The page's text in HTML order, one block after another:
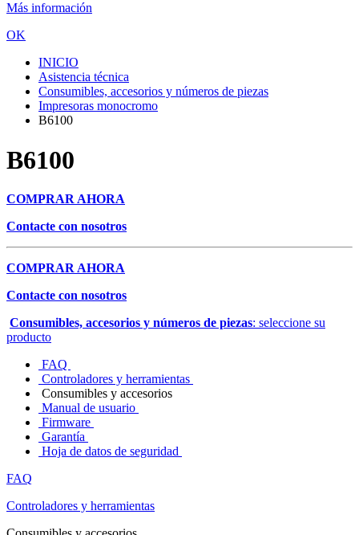
Más información
OK
INICIO
Asistencia técnica
Consumibles, accesorios y números de piezas
Impresoras monocromo
B6100
B6100
COMPRAR AHORA
Contacte con nosotros
COMPRAR AHORA
Contacte con nosotros
Consumibles, accesorios y números de piezas: seleccione su
producto
FAQ
Controladores y herramientas
Consumibles y accesorios
Manual de usuario
Firmware
Garantía
Hoja de datos de seguridad
FAQ
Controladores y herramientas